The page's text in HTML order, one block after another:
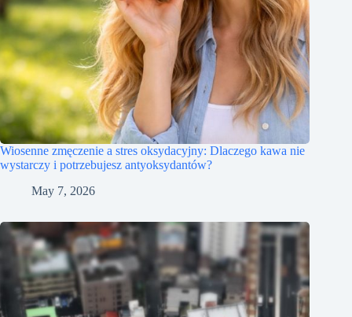
Wiosenne zmęczenie a stres oksydacyjny: Dlaczego kawa nie
wystarczy i potrzebujesz antyoksydantów?
May 7, 2026